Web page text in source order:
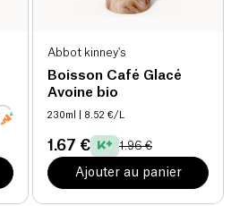
Abbot kinney's
Boisson Café Glacé
Avoine bio
230ml | 8.52 €/L
1.67 € 1.96 €
Ajouter au panier